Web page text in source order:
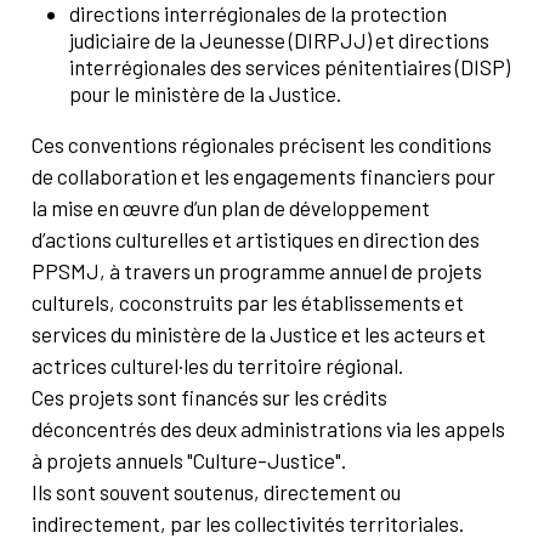
directions interrégionales de la protection
judiciaire de la Jeunesse (DIRPJJ) et directions
interrégionales des services pénitentiaires (DISP)
pour le ministère de la Justice.
Ces conventions régionales précisent les conditions
de collaboration et les engagements financiers pour
la mise en œuvre d’un plan de développement
d’actions culturelles et artistiques en direction des
PPSMJ, à travers un programme annuel de projets
culturels, coconstruits par les établissements et
services du ministère de la Justice et les acteurs et
actrices culturel·les du territoire régional.
Ces projets sont financés sur les crédits
déconcentrés des deux administrations via les appels
à projets annuels "Culture-Justice".
Ils sont souvent soutenus, directement ou
indirectement, par les collectivités territoriales.